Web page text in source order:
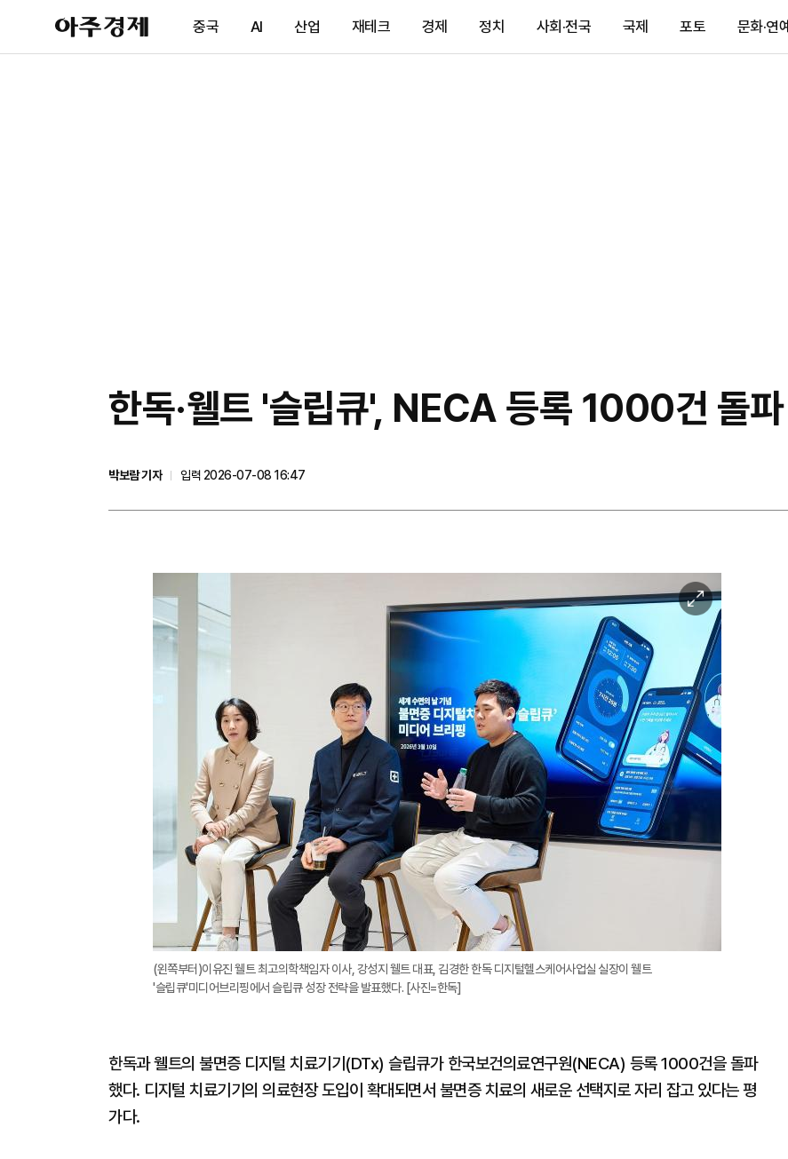
아
주
제
중국 AI 산업 재테크 경제 정치 사회·전국 국제 포토 문화·연예
한독·웰트 '슬립큐', NECA 등록 1000건 돌파
박보람 기자
입력 2026-07-08 16:47
이
미
대
(왼쪽부터)이유진 웰트 최고의학책임자 이사, 강성지 웰트 대표, 김경한 한독 디지털헬스케어사업실 실장이 웰트
'슬립큐'미디어브리핑에서 슬립큐 성장 전략을 발표했다. [사진=한독]
한독과 웰트의 불면증 디지털 치료기기(DTx) 슬립큐가 한국보건의료연구원(NECA) 등록 1000건을 돌파
했다. 디지털 치료기기의 의료현장 도입이 확대되면서 불면증 치료의 새로운 선택지로 자리 잡고 있다는 평
가다.